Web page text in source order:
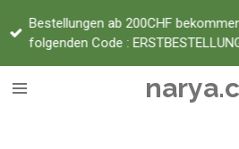
Zum
Hauptinhalt
Bestellungen ab 200CHF
folgenden Code :